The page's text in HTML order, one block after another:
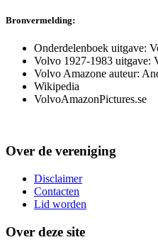
Bronvermelding:
Onderdelenboek uitgave:
Volvo 1927-1983 uitgave:
Volvo Amazone auteur:
Wikipedia
VolvoAmazonPictures.se
Over de vereniging
Disclaimer
Contacten
Lid worden
Over deze site